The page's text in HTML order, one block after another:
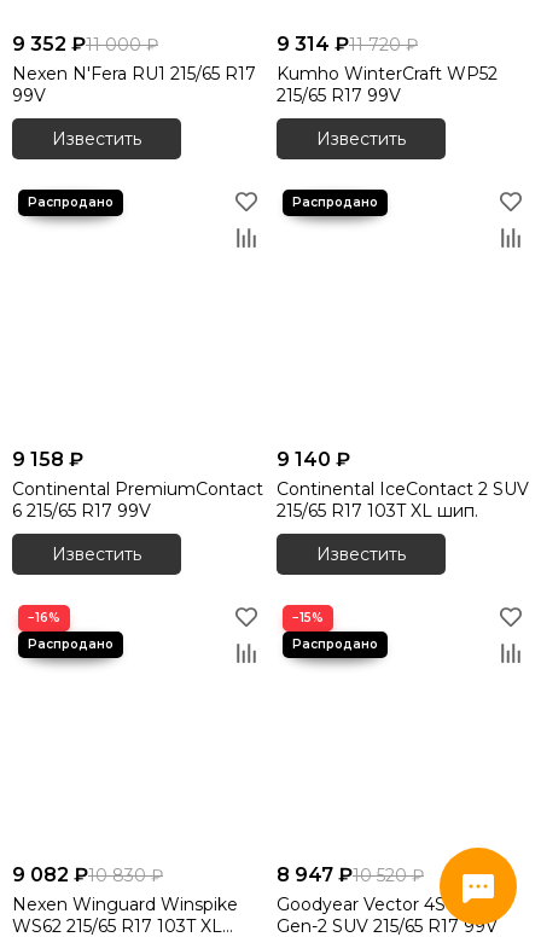
9 352 ₽11 000 ₽
Nexen N'Fera RU1 215/65 R17
99V
Известить
9 314 ₽11 720 ₽
Kumho WinterCraft WP52
215/65 R17 99V
Известить
9 158 ₽
Continental PremiumContact
6 215/65 R17 99V
Известить
9 140 ₽
Continental IceContact 2 SUV
215/65 R17 103T XL шип.
Известить
−16%
9 082 ₽10 830 ₽
Nexen Winguard Winspike
WS62 215/65 R17 103T XL
−15%
8 947 ₽10 520 ₽
Goodyear Vector 4Seasons
Gen-2 SUV 215/65 R17 99V